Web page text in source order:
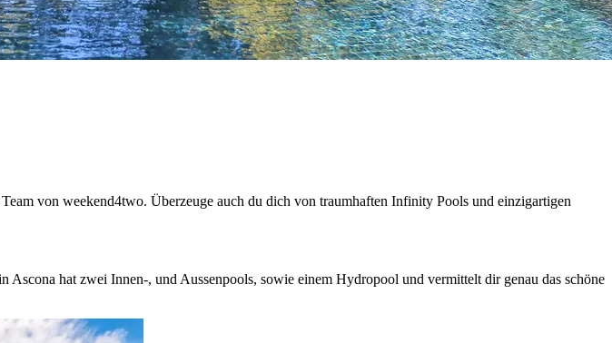
von weekend4two. Überzeuge auch du dich von traumhaften Infinity Pools und einzigartigen
hat zwei Innen-, und Aussenpools, sowie einem Hydropool und vermittelt dir genau das schöne